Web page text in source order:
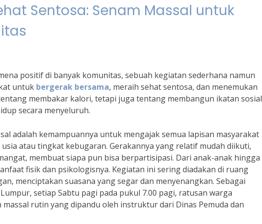
Sentosa: Senam Massal untuk
positif di banyak komunitas, sebuah kegiatan sederhana namun
untuk bergerak bersama, meraih sehat sentosa, dan menemukan
membakar kalori, tetapi juga tentang membangun ikatan sosial
secara menyeluruh.
adalah kemampuannya untuk mengajak semua lapisan masyarakat
atau tingkat kebugaran. Gerakannya yang relatif mudah diikuti,
membuat siapa pun bisa berpartisipasi. Dari anak-anak hingga
fisik dan psikologisnya. Kegiatan ini sering diadakan di ruang
menciptakan suasana yang segar dan menyenangkan. Sebagai
setiap Sabtu pagi pada pukul 7.00 pagi, ratusan warga
rutin yang dipandu oleh instruktur dari Dinas Pemuda dan